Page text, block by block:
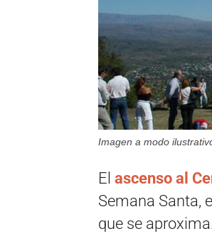
Imagen a modo
El ascenso al
Semana Santa,
que se